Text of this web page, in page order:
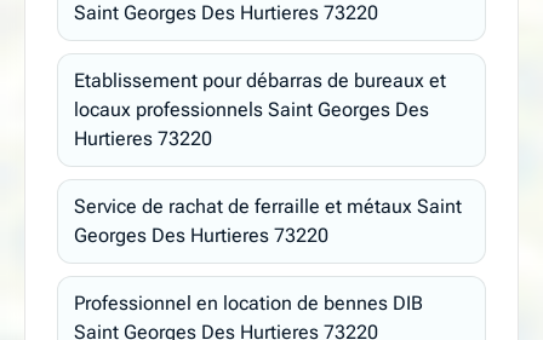
Saint Georges Des Hurtieres 73220
Etablissement pour débarras de bureaux et
locaux professionnels Saint Georges Des
Hurtieres 73220
Service de rachat de ferraille et métaux Saint
Georges Des Hurtieres 73220
Professionnel en location de bennes DIB
Saint Georges Des Hurtieres 73220